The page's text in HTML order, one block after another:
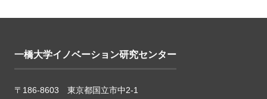
一橋大学イノベーション研究センター
〒186-8603 東京都国立市中2-1